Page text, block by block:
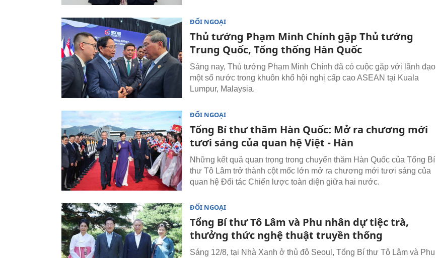
ĐỐI NGOẠI
Thủ tướng Phạm Minh Chính gặp Thủ tướng
Trung Quốc, Tổng thống Hàn Quốc
Sáng nay, Thủ tướng Phạm Minh Chính đã có cuộc gặp với lãnh đạo
một số nước trong khuôn khổ hội nghị cấp cao ASEAN tại Kuala
Lumpur, Malaysia.
ĐỐI NGOẠI
Tổng Bí thư thăm Hàn Quốc: Mở ra chương mới
tươi sáng của quan hệ Việt - Hàn
Những kết quả quan trọng trong chuyến thăm Hàn Quốc của Tổng Bí
thư Tô Lâm trở thành cột mốc lớn mở ra chương mới tươi sáng của
quan hệ Đối tác Chiến lược toàn diện giữa hai nước.
ĐỐI NGOẠI
Tổng Bí thư Tô Lâm và Phu nhân dự tiệc trà,
thưởng thức nghệ thuật truyền thống
Sáng 12/8, tại Nhà Xanh ở thủ đô Seoul, Tổng Bí thư Tô Lâm và Phu